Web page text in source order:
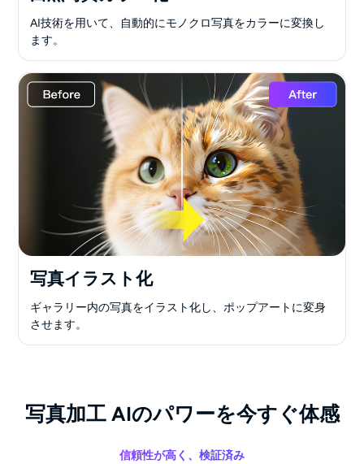
AI技術を用いて、自動的にモノクロ写真をカラーに変換し
ます。
写真イラスト化
ギャラリー内の写真をイラスト化し、ポップアートに変身
させます。
写真加工 AIのパワーを今すぐ体感
信頼性が高く、検証済み